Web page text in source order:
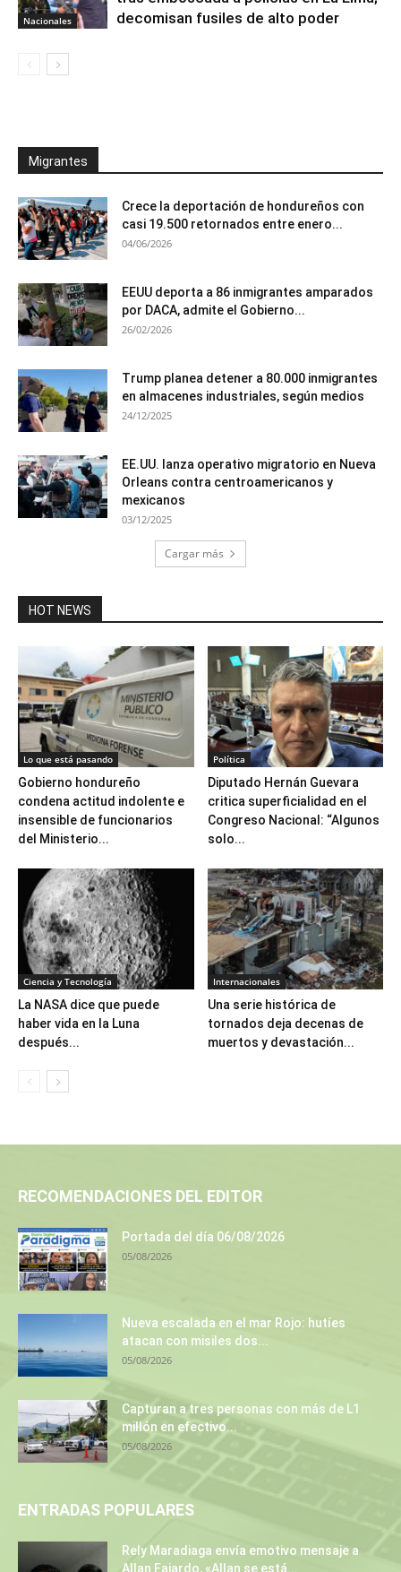
Nacionales
decomisan fusiles de alto poder
Migrantes
Crece la deportación de hondureños con
casi 19.500 retornados entre enero...
04/06/2026
EEUU deporta a 86 inmigrantes amparados
por DACA, admite el Gobierno...
26/02/2026
Trump planea detener a 80.000 inmigrantes
en almacenes industriales, según medios
24/12/2025
EE.UU. lanza operativo migratorio en Nueva
Orleans contra centroamericanos y
mexicanos
03/12/2025
Cargar más
HOT NEWS
Lo que está pasando
Gobierno hondureño
condena actitud indolente e
insensible de funcionarios
del Ministerio...
Política
Diputado Hernán Guevara
critica superficialidad en el
Congreso Nacional: “Algunos
solo...
Ciencia y Tecnología
La NASA dice que puede
haber vida en la Luna
después...
Internacionales
Una serie histórica de
tornados deja decenas de
muertos y devastación...
RECOMENDACIONES DEL EDITOR
Portada del día 06/08/2026
05/08/2026
Nueva escalada en el mar Rojo: hutíes
atacan con misiles dos...
05/08/2026
Capturan a tres personas con más de L1
millón en efectivo...
05/08/2026
ENTRADAS POPULARES
Rely Maradiaga envía emotivo mensaje a
Allan Fajardo, «Allan se está...